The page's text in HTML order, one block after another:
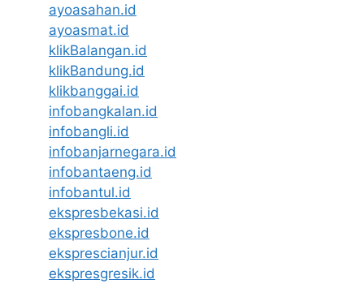
ayoasahan.id
ayoasmat.id
klikBalangan.id
klikBandung.id
klikbanggai.id
infobangkalan.id
infobangli.id
infobanjarnegara.id
infobantaeng.id
infobantul.id
ekspresbekasi.id
ekspresbone.id
eksprescianjur.id
ekspresgresik.id